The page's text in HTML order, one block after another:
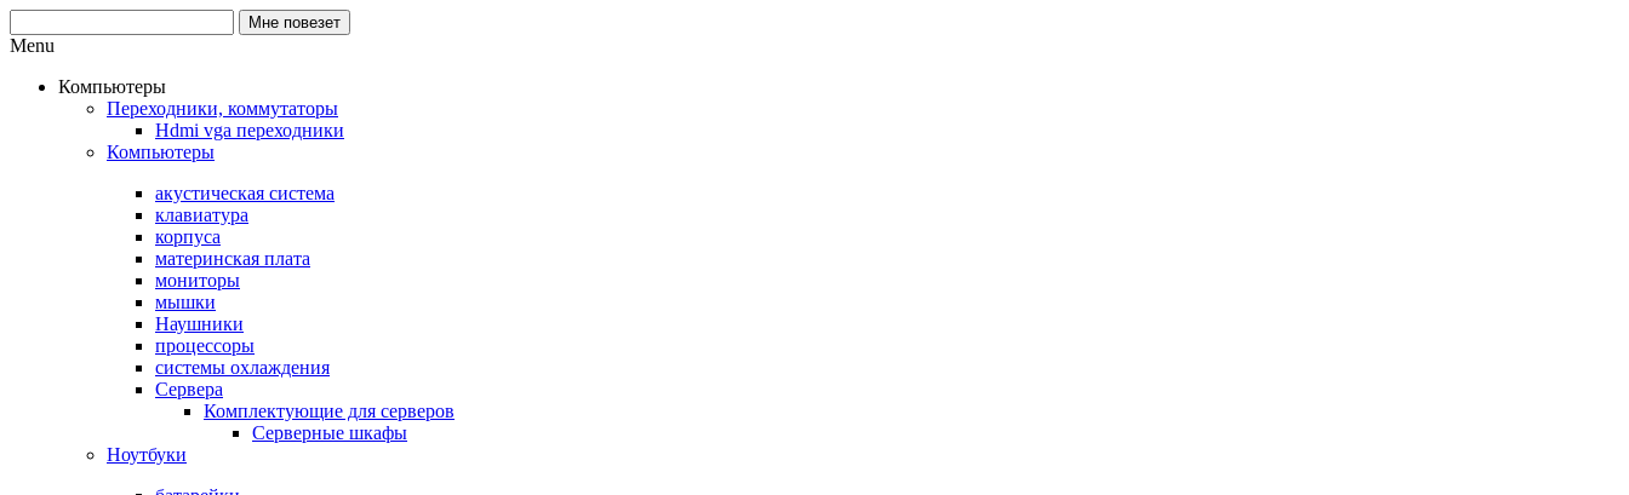
Menu
Компьютеры
Переходники, коммутаторы
Hdmi vga переходники
Компьютеры
акустическая система
клавиатура
корпуса
материнская плата
мониторы
мышки
Наушники
процессоры
системы охлаждения
Сервера
Комплектующие для серверов
Серверные шкафы
Ноутбуки